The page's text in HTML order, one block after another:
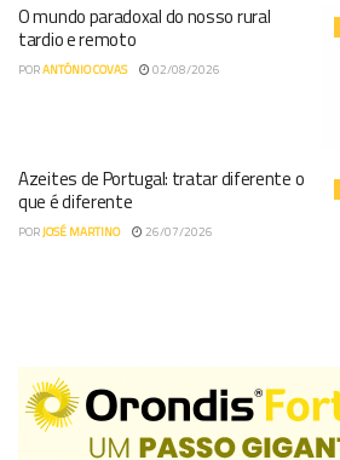
O mundo paradoxal do nosso rural
tardio e remoto
PORANTÓNIO COVAS 02/08/2026
Azeites de Portugal: tratar diferente o
que é diferente
PORJOSÉ MARTINO 26/07/2026